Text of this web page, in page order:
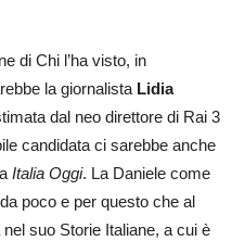
di Chi l’ha visto, in
la giornalista Lidia
dal neo direttore di Rai 3
candidata ci sarebbe anche
Italia Oggi. La Daniele come
poco e per questo che al
suo Storie Italiane, a cui è